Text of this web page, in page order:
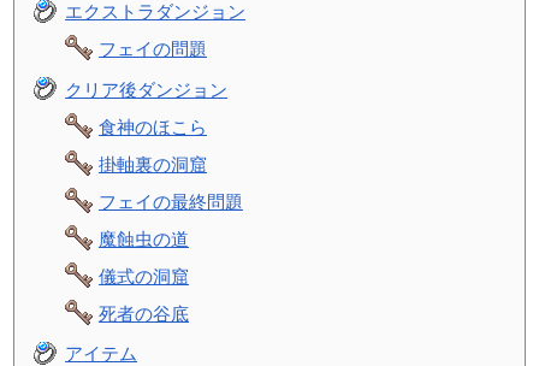
エクストラダンジョン
フェイの問題
クリア後ダンジョン
食神のほこら
掛軸裏の洞窟
フェイの最終問題
魔蝕虫の道
儀式の洞窟
死者の谷底
アイテム